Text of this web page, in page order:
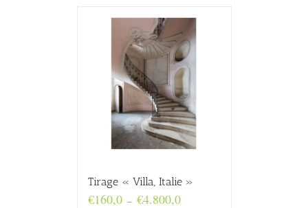
Tirage « Villa, Italie »
€160,0 – €4.800,0Plage